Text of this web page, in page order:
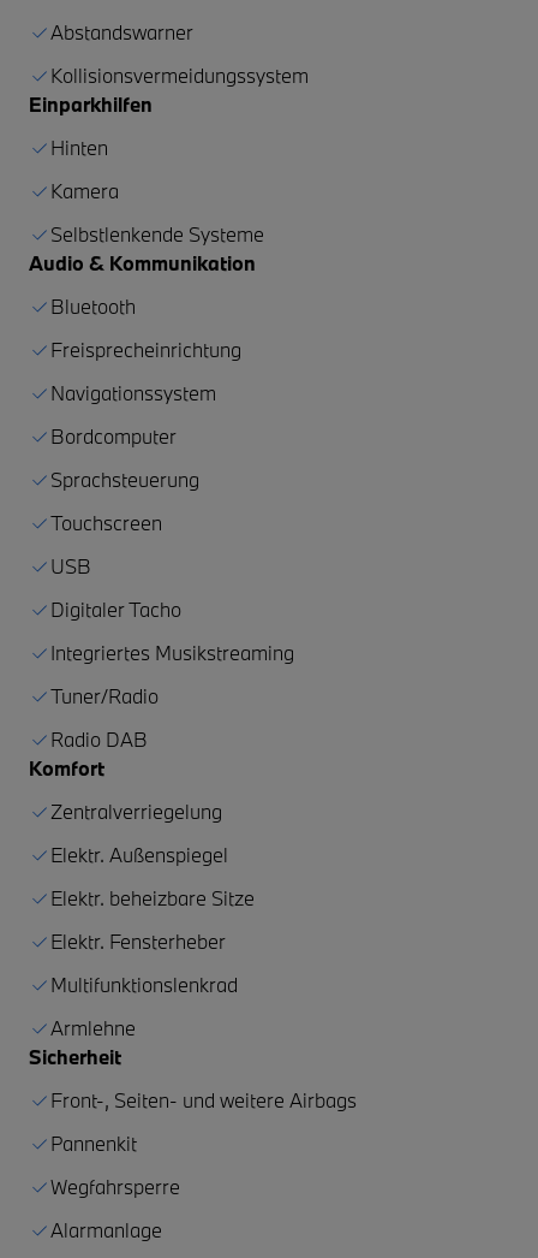
Abstandswarner
Kollisionsvermeidungssystem
Einparkhilfen
Hinten
Kamera
Selbstlenkende Systeme
Audio & Kommunikation
Bluetooth
Freisprecheinrichtung
Navigationssystem
Bordcomputer
Sprachsteuerung
Touchscreen
USB
Digitaler Tacho
Integriertes Musikstreaming
Tuner/Radio
Radio DAB
Komfort
Zentralverriegelung
Elektr. Außenspiegel
Elektr. beheizbare Sitze
Elektr. Fensterheber
Multifunktionslenkrad
Armlehne
Sicherheit
Front-, Seiten- und weitere Airbags
Pannenkit
Wegfahrsperre
Alarmanlage